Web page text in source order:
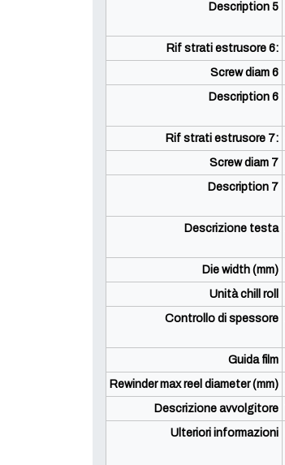
Description 5
Rif strati estrusore 6:
Screw diam 6
Description 6
Rif strati estrusore 7:
Screw diam 7
Description 7
Descrizione testa
Die width (mm)
Unità chill roll
Controllo di spessore
Guida film
Rewinder max reel diameter (mm)
Descrizione avvolgitore
Ulteriori informazioni